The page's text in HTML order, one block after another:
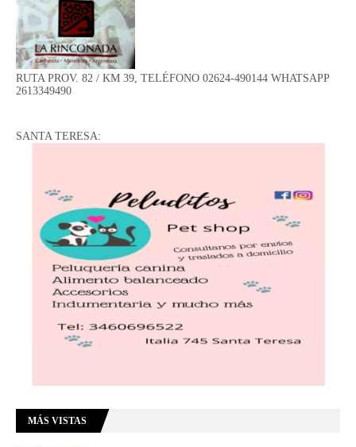
RUTA PROV. 82 / KM 39, TELÉFONO 02624-490144 WHATSAPP
2613349490
SANTA TERESA:
MÁS VISTAS